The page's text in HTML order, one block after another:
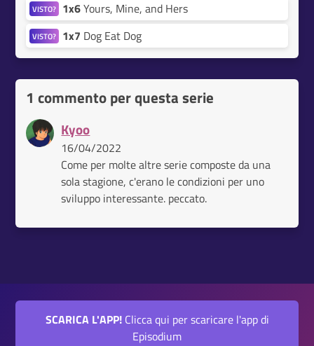
VISTO? 1x6Yours, Mine, and Hers
VISTO? 1x7 Dog Eat Dog
1 commento per questa serie
Kyoo
16/04/2022
Come per molte altre serie composte da una
sola stagione, c'erano le condizioni per uno
sviluppo interessante. peccato.
SCARICA L'APP!Clicca qui per scaricare l'app di
Episodium